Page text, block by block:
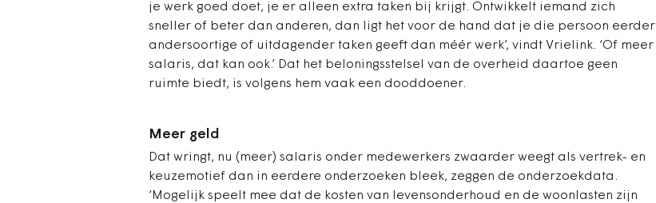
je werk goed doet, je er alleen extra taken bij krijgt. Ontwikkelt iemand zich
sneller of beter dan anderen, dan ligt het voor de hand dat je die persoon eerder
andersoortige of uitdagender taken geeft dan méér werk’, vindt Vrielink. ‘Of meer
salaris, dat kan ook.’ Dat het beloningsstelsel van de overheid daartoe geen
ruimte biedt, is volgens hem vaak een dooddoener.
Meer geld
Dat wringt, nu (meer) salaris onder medewerkers zwaarder weegt als vertrek- en
keuzemotief dan in eerdere onderzoeken bleek, zeggen de onderzoekdata.
‘Mogelijk speelt mee dat de kosten van levensonderhoud en de woonlasten zijn